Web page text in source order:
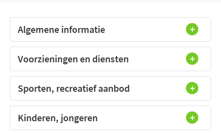
Algemene informatie
Voorzieningen en diensten
Sporten, recreatief aanbod
Kinderen, jongeren